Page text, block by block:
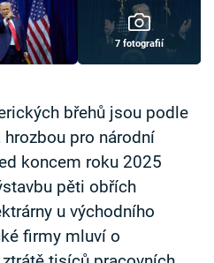
7 fotografií
břehů jsou podle
pro národní
koncem roku 2025
pěti obřích
u východního
firmy mluví o